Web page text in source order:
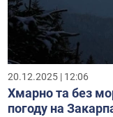
20.12.2025 | 12:06
Хмарно та без
погоду на